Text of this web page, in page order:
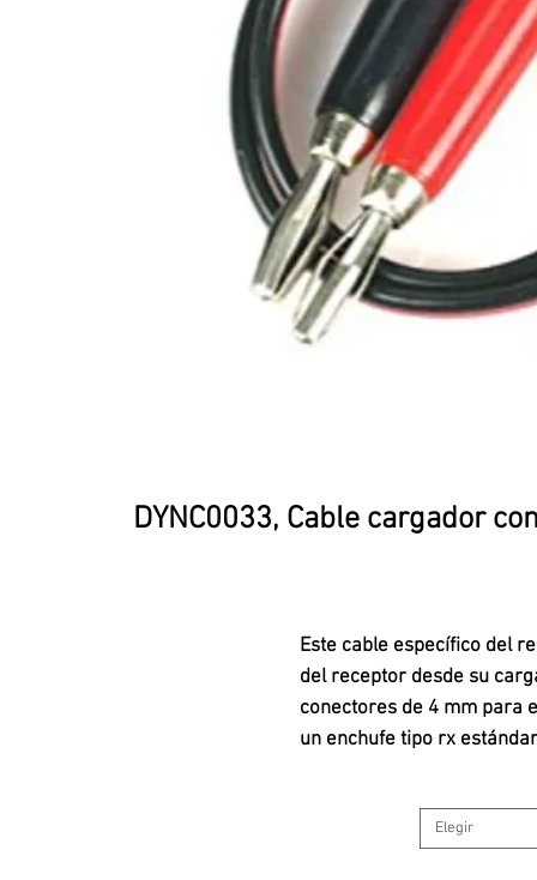
DYNC0033, Cable cargador
Este cable específico del
del receptor desde su
conectores de 4 mm para
un enchufe tipo rx
Elegir